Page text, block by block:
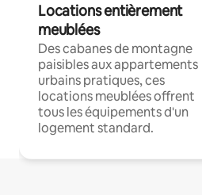
Locations entièrement
meublées
Des cabanes de montagne
paisibles aux appartements
urbains pratiques, ces
locations meublées offrent
tous les équipements d'un
logement standard.